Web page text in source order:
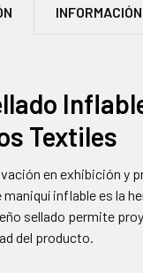
Textiles
en exhibición y
inflable es la
sellado permite
del producto.